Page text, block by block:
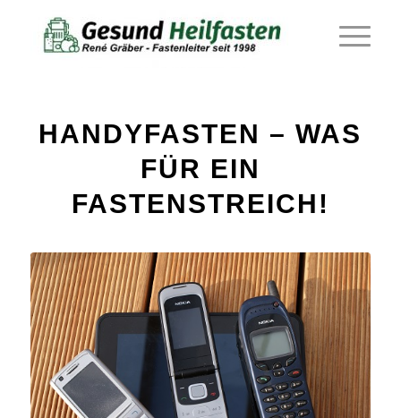
HANDYFASTEN – WAS
FÜR EIN
FASTENSTREICH!